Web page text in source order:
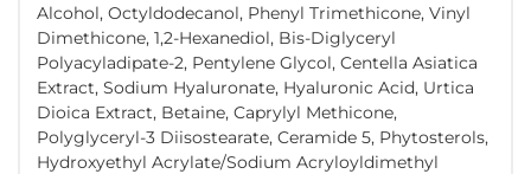
Alcohol, Octyldodecanol, Phenyl Trimethicone, Vinyl
Dimethicone, 1,2-Hexanediol, Bis-Diglyceryl
Polyacyladipate-2, Pentylene Glycol, Centella Asiatica
Extract, Sodium Hyaluronate, Hyaluronic Acid, Urtica
Dioica Extract, Betaine, Caprylyl Methicone,
Polyglyceryl-3 Diisostearate, Ceramide 5, Phytosterols,
Hydroxyethyl Acrylate/Sodium Acryloyldimethyl